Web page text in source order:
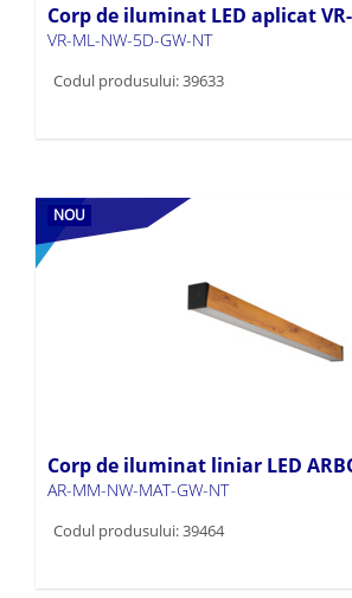
Corp de iluminat LED aplicat
VR-ML-NW-5D-GW-NT
Codul produsului: 39633
NOU
Corp de iluminat liniar LED
AR-MM-NW-MAT-GW-NT
Codul produsului: 39464